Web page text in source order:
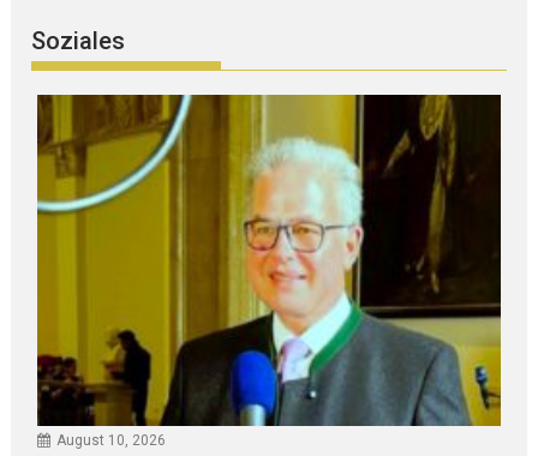
Soziales
August 10, 2026